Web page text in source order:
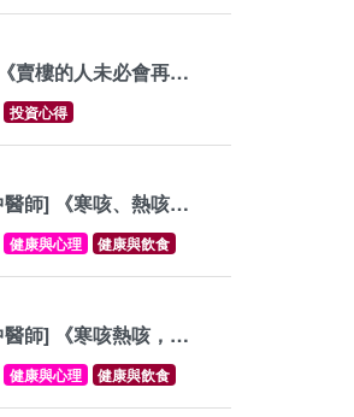
[湯文亮] 《賣樓的人未必會再買樓》
投資心得
[李灼珊中醫師] 《寒咳、熱咳、燥咳》
健康與心理 健康與飲食
[李灼珊中醫師] 《寒咳熱咳，調整體質可減咳》
健康與心理 健康與飲食